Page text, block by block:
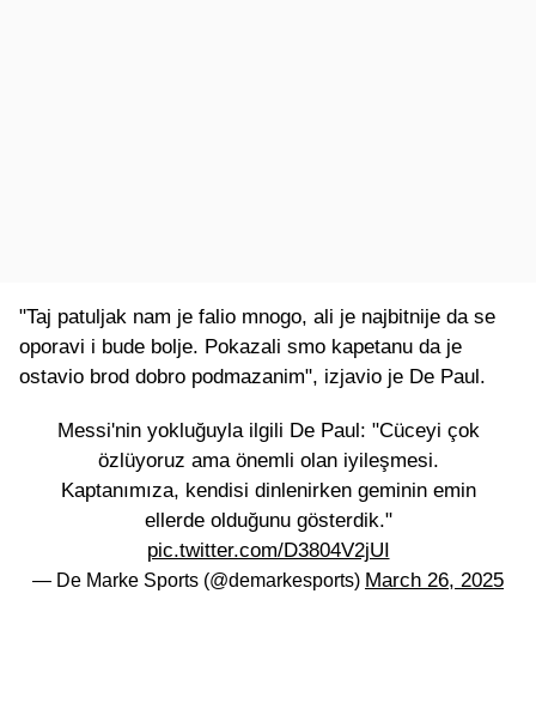
"Taj patuljak nam je falio mnogo, ali je najbitnije da se
oporavi i bude bolje. Pokazali smo kapetanu da je
ostavio brod dobro podmazanim", izjavio je De Paul.
Messi'nin yokluğuyla ilgili De Paul: "Cüceyi çok
özlüyoruz ama önemli olan iyileşmesi.
Kaptanımıza, kendisi dinlenirken geminin emin
ellerde olduğunu gösterdik."
pic.twitter.com/D3804V2jUI
— De Marke Sports (@demarkesports) March 26, 2025